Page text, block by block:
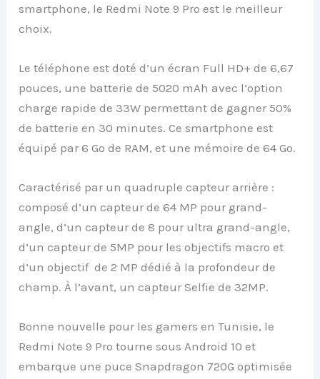
smartphone, le Redmi Note 9 Pro est le meilleur
choix.
Le téléphone est doté d’un écran Full HD+ de 6,67
pouces, une batterie de 5020 mAh avec l’option
charge rapide de 33W permettant de gagner 50%
de batterie en 30 minutes. Ce smartphone est
équipé par 6 Go de RAM, et une mémoire de 64 Go.
Caractérisé par un quadruple capteur arrière :
composé d’un capteur de 64 MP pour grand-
angle, d’un capteur de 8 pour ultra grand-angle,
d’un capteur de 5MP pour les objectifs macro et
d’un objectif de 2 MP dédié à la profondeur de
champ. À l’avant, un capteur Selfie de 32MP.
Bonne nouvelle pour les gamers en Tunisie, le
Redmi Note 9 Pro tourne sous Android 10 et
embarque une puce Snapdragon 720G optimisée